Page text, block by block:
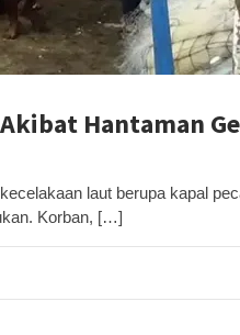
Hantaman
laut berupa kapal
Korban, […]